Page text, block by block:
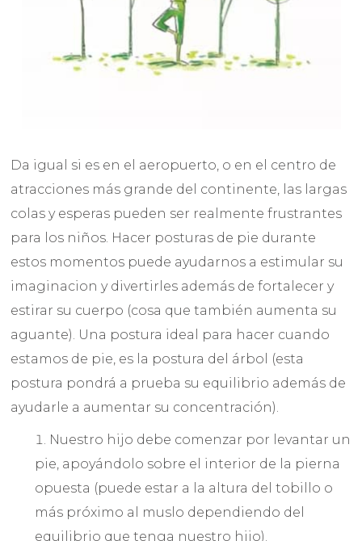
Da igual si es en el aeropuerto, o en el centro de
atracciones más grande del continente, las largas
colas y esperas pueden ser realmente frustrantes
para los niños. Hacer posturas de pie durante
estos momentos puede ayudarnos a estimular su
imaginacion y divertirles además de fortalecer y
estirar su cuerpo (cosa que también aumenta su
aguante). Una postura ideal para hacer cuando
estamos de pie, es la postura del árbol (esta
postura pondrá a prueba su equilibrio además de
ayudarle a aumentar su concentración).
Nuestro hijo debe comenzar por levantar un
pie, apoyándolo sobre el interior de la pierna
opuesta (puede estar a la altura del tobillo o
más próximo al muslo dependiendo del
equilibrio que tenga nuestro hijo).